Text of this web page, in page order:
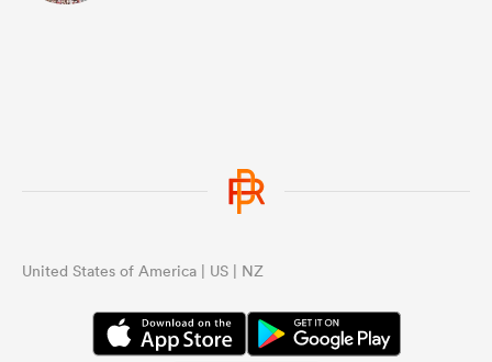
United States of America | US | NZ